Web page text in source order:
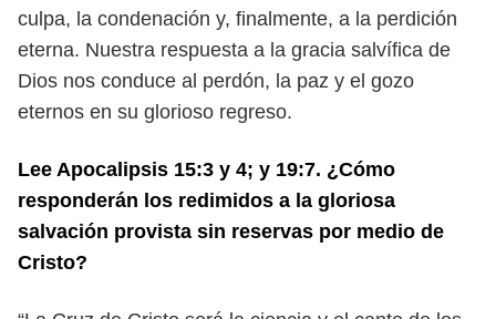
culpa, la condenación y, finalmente, a la perdición
eterna. Nuestra respuesta a la gracia salvífica de
Dios nos conduce al perdón, la paz y el gozo
eternos en su glorioso regreso.
Lee Apocalipsis 15:3 y 4; y 19:7. ¿Cómo
responderán los redimidos a la gloriosa
salvación provista sin reservas por medio de
Cristo?